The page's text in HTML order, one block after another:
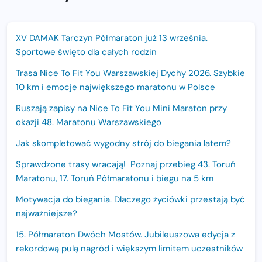
XV DAMAK Tarczyn Półmaraton już 13 września.
Sportowe święto dla całych rodzin
Trasa Nice To Fit You Warszawskiej Dychy 2026. Szybkie
10 km i emocje największego maratonu w Polsce
Ruszają zapisy na Nice To Fit You Mini Maraton przy
okazji 48. Maratonu Warszawskiego
Jak skompletować wygodny strój do biegania latem?
Sprawdzone trasy wracają! Poznaj przebieg 43. Toruń
Maratonu, 17. Toruń Półmaratonu i biegu na 5 km
Motywacja do biegania. Dlaczego życiówki przestają być
najważniejsze?
15. Półmaraton Dwóch Mostów. Jubileuszowa edycja z
rekordową pulą nagród i większym limitem uczestników